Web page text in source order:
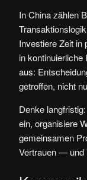
In China zählen
Investiere Zeit in
in
aus:
getroffen, nicht
Denke
ein, organisiere
gemeinsamen
Vertrauen — und